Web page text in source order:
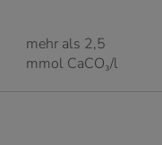
mehr als 2,5
mmol CaCO₃/l